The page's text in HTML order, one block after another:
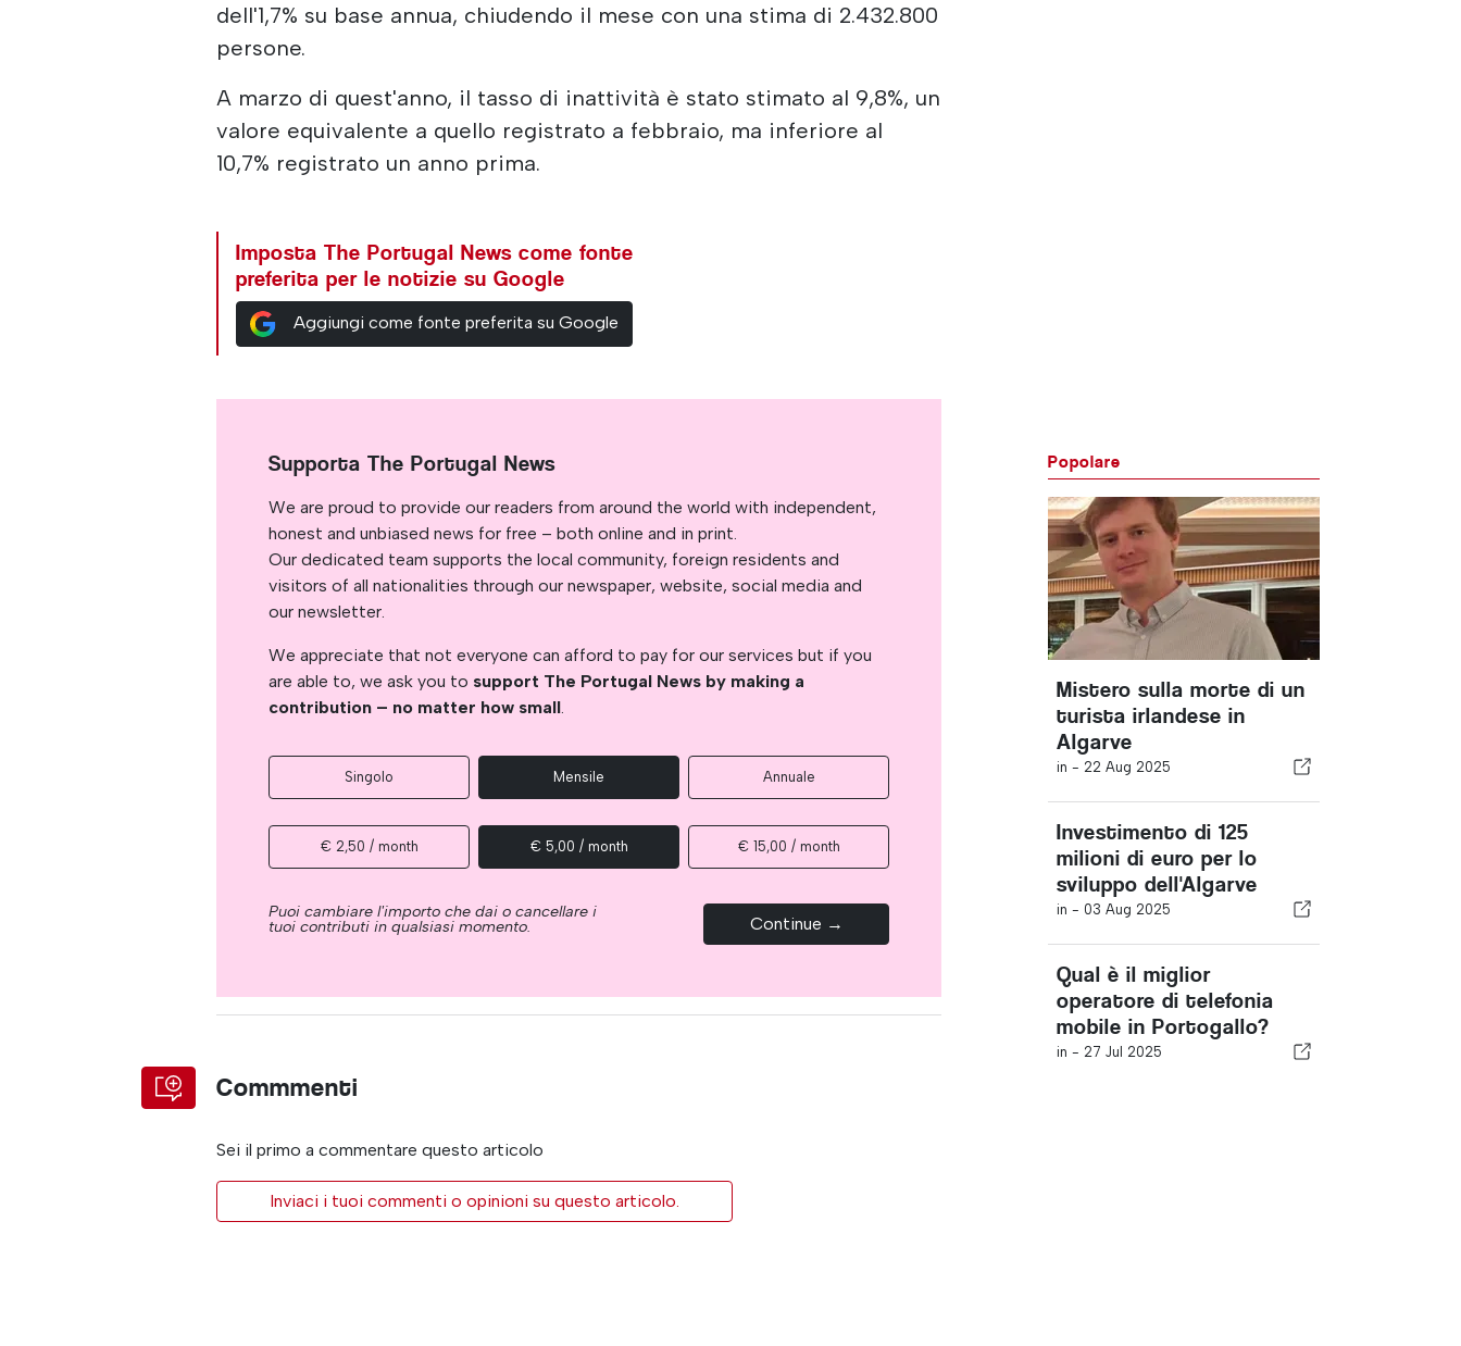
dell'1,7% su base annua, chiudendo il mese con una stima di 2.432.800
persone.
A marzo di quest'anno, il tasso di inattività è stato stimato al 9,8%, un
valore equivalente a quello registrato a febbraio, ma inferiore al
10,7% registrato un anno prima.
Imposta The Portugal News come fonte
preferita per le notizie su Google
Aggiungi come fonte preferita su Google
Supporta The Portugal News
We are proud to provide our readers from around the world with independent,
honest and unbiased news for free – both online and in print.
Our dedicated team supports the local community, foreign residents and
visitors of all nationalities through our newspaper, website, social media and
our newsletter.
We appreciate that not everyone can afford to pay for our services but if you
are able to, we ask you to support The Portugal News by making a
contribution – no matter how small.
Singolo Mensile Annuale
€ 2,50 / month € 5,00 / month € 15,00 / month
Puoi cambiare l'importo che dai o cancellare i
tuoi contributi in qualsiasi momento. Continue →
Commmenti
Sei il primo a commentare questo articolo
Inviaci i tuoi commenti o opinioni su questo articolo.
Popolare
Mistero sulla morte di un
turista irlandese in
Algarve
in - 22 Aug 2025
Investimento di 125
milioni di euro per lo
sviluppo dell'Algarve
in - 03 Aug 2025
Qual è il miglior
operatore di telefonia
mobile in Portogallo?
in - 27 Jul 2025